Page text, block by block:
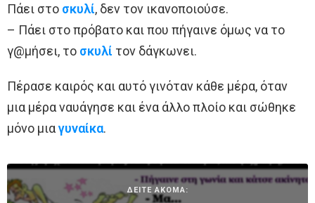
Πάει στο σκυλί, δεν τον ικανοποιούσε.
– Πάει στο πρόβατο και που πήγαινε όμως να το
γ@μήσει, το σκυλί τον δάγκωνει.
Πέρασε καιρός και αυτό γινόταν κάθε μέρα, όταν
μια μέρα ναυάγησε και ένα άλλο πλοίο και σώθηκε
μόνο μιαγυναίκα.
ΔΕΙΤΕ ΑΚΟΜΑ: